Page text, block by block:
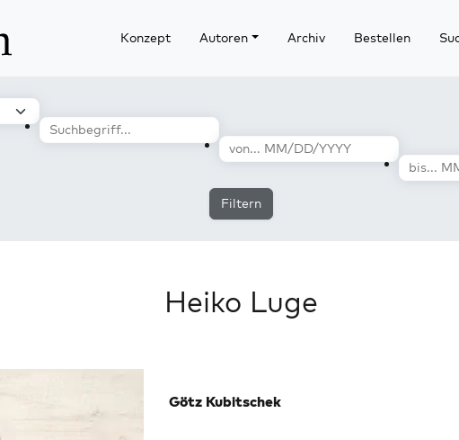
Konzept Autoren Archiv Bestellen
Filtern
Heiko Luge
Götz Kubitschek